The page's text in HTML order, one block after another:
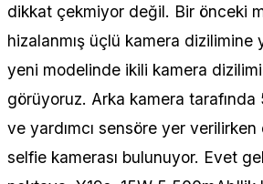
dikkat çekmiyor değil. Bir önceki
hizalanmış üçlü kamera dizilimine
yeni modelinde ikili kamera
görüyoruz. Arka kamera
ve yardımcı sensöre yer
selfie kamerası bulunuyor. Evet